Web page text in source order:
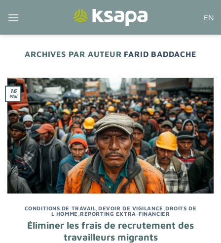
EN
ARCHIVES PAR AUTEUR FARID BADDACHE
16
Mai
CONDITIONS DE TRAVAIL ,DEVOIR DE VIGILANCE ,DROITS DE
L'HOMME ,REPORTING EXTRA-FINANCIER
Éliminer les frais de recrutement des
travailleurs migrants